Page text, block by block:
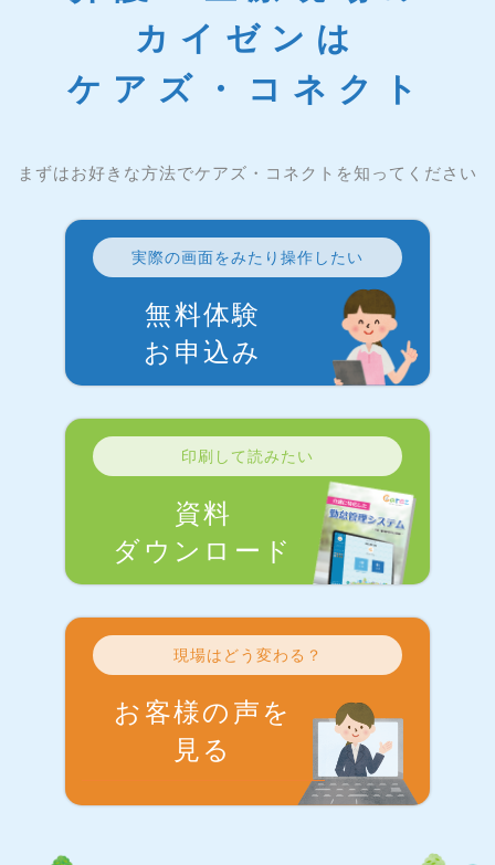
カイゼンは
ケアズ・コネクト
まずはお好きな方法でケアズ・コネクトを知ってください
実際の画面をみたり操作したい
無料体験
お申込み
印刷して読みたい
資料
ダウンロード
現場はどう変わる？
お客様の声を
見る